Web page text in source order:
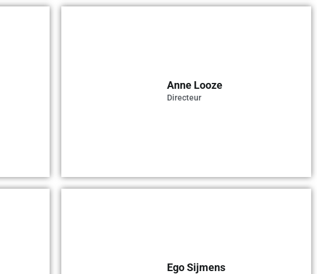
Anne Looze
Directeur
Ego Sijmens